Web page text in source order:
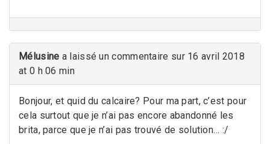
Mélusine a laissé un commentaire sur 16 avril 2018
at 0 h 06 min
Bonjour, et quid du calcaire? Pour ma part, c’est pour
cela surtout que je n’ai pas encore abandonné les
brita, parce que je n’ai pas trouvé de solution… :/